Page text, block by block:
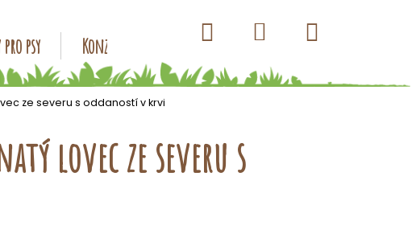
psy Konzervy pro psy Kapsičky pro psy
Hledat Přihlášení
košík
ze severu s oddaností v krvi
lovec ze severu s